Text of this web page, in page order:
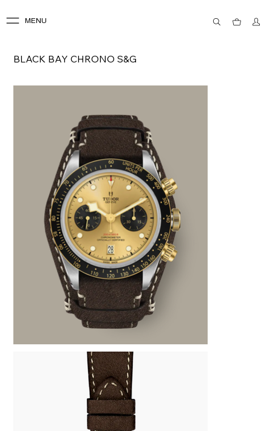
MENU
BLACK BAY CHRONO S&G